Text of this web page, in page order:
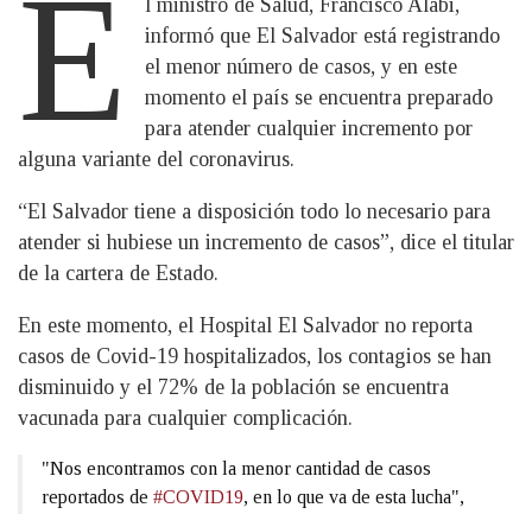
E
l ministro de Salud, Francisco Alabi,
informó que El Salvador está registrando
el menor número de casos, y en este
momento el país se encuentra preparado
para atender cualquier incremento por
alguna variante del coronavirus.
“El Salvador tiene a disposición todo lo necesario para
atender si hubiese un incremento de casos”, dice el titular
de la cartera de Estado.
En este momento, el Hospital El Salvador no reporta
casos de Covid-19 hospitalizados, los contagios se han
disminuido y el 72% de la población se encuentra
vacunada para cualquier complicación.
"Nos encontramos con la menor cantidad de casos
reportados de #COVID19, en lo que va de esta lucha",